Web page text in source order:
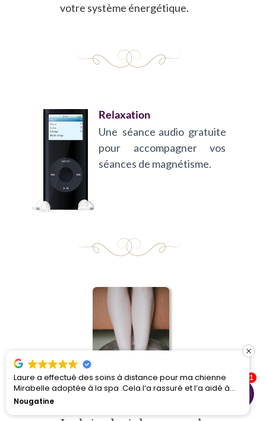
votre système énergétique.
Relaxation
Une séance audio gratuite
pour
accompagner
vos
séances de magnétisme.
1
chienne
l’a aidé à
sa nouvelle
Laure est très professionnelle, très disponible
merci pour les soins prodigués à mon chien . un grand